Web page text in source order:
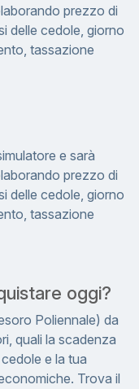
prezzo di
delle cedole, giorno
tassazione
e sarà
prezzo di
delle cedole, giorno
tassazione
oggi?
Poliennale) da
quali la scadenza
e la tua
Trova il